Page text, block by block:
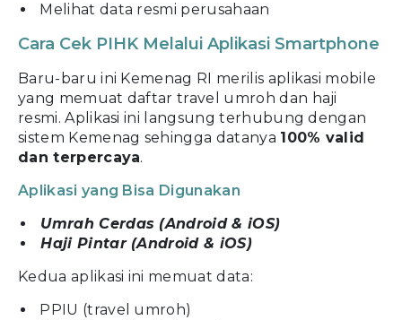
Melihat data resmi perusahaan
Cara Cek PIHK Melalui Aplikasi Smartphone
Baru-baru ini Kemenag RI merilis aplikasi mobile
yang memuat daftar travel umroh dan haji
resmi. Aplikasi ini langsung terhubung dengan
sistem Kemenag sehingga datanya 100% valid
dan terpercaya.
Aplikasi yang Bisa Digunakan
Umrah Cerdas (Android & iOS)
Haji Pintar (Android & iOS)
Kedua aplikasi ini memuat data:
PPIU (travel umroh)